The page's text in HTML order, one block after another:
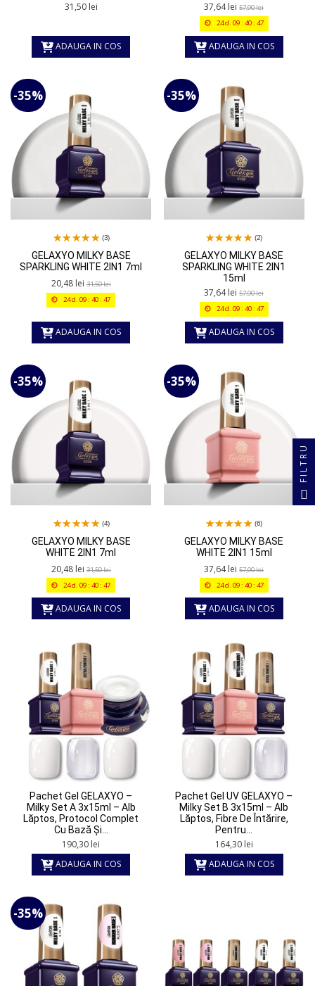
31,50 lei
ADAUGA IN COS
37,64 lei57,90 lei
24d. 09: 40: 47
ADAUGA IN COS
-35%
(3)
GELAXYO MILKY BASE
SPARKLING WHITE 2IN1 7ml
20,48 lei31,50 lei
24d. 09:40:47
ADAUGA IN COS
-35%
(2)
GELAXYO MILKY BASE
SPARKLING WHITE 2IN1
15ml
37,64 lei57,90 lei
24d. 09: 40: 47
ADAUGA IN COS
-35%
(4)
GELAXYO MILKY BASE
WHITE 2IN1 7ml
20,48 lei31,50 lei
24d. 09:40:47
ADAUGA IN COS
-35%
(6)
GELAXYO MILKY BASE
WHITE 2IN1 15ml
37,64 lei57,90 lei
24d. 09: 40: 47
ADAUGA IN COS
Pachet Gel GELAXYO –
Milky Set A 3x15ml – Alb
Lăptos, Protocol Complet
Cu Bază Și...
190,30 lei
ADAUGA IN COS
Pachet Gel UV GELAXYO –
Milky Set B 3x15ml – Alb
Lăptos, Fibre De Întărire,
Pentru...
164,30 lei
ADAUGA IN COS
-35%
FILTRU